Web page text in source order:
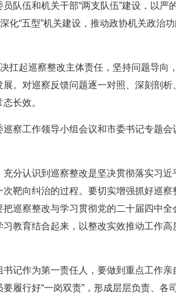
队伍和机关干部“两支队伍”建设，以严
化“五型”机关建设，推动政协机关政治
扛起巡察整改主体责任，坚持问题导向
。对巡察反馈问题逐一对照、深刻剖析
长效。
察工作领导小组会议和市委书记专题会
分认识到巡察整改是坚决贯彻落实习近
靶向纠治的过程。要切实增强抓好巡察
巡察整改与学习贯彻党的二十届四中全
教育结合起来，以整改实效推动工作高
记作为第一责任人，要做到重点工作亲
履行好“一岗双责”，形成层层负责、各